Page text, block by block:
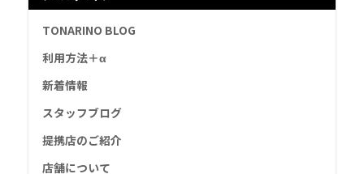
TONARINO BLOG
利用方法＋α
新着情報
スタッフブログ
提携店のご紹介
店舗について